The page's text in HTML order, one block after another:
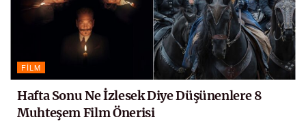
FILM
Hafta Sonu Ne İzlesek Diye Düşünenlere 8
Muhteşem Film Önerisi